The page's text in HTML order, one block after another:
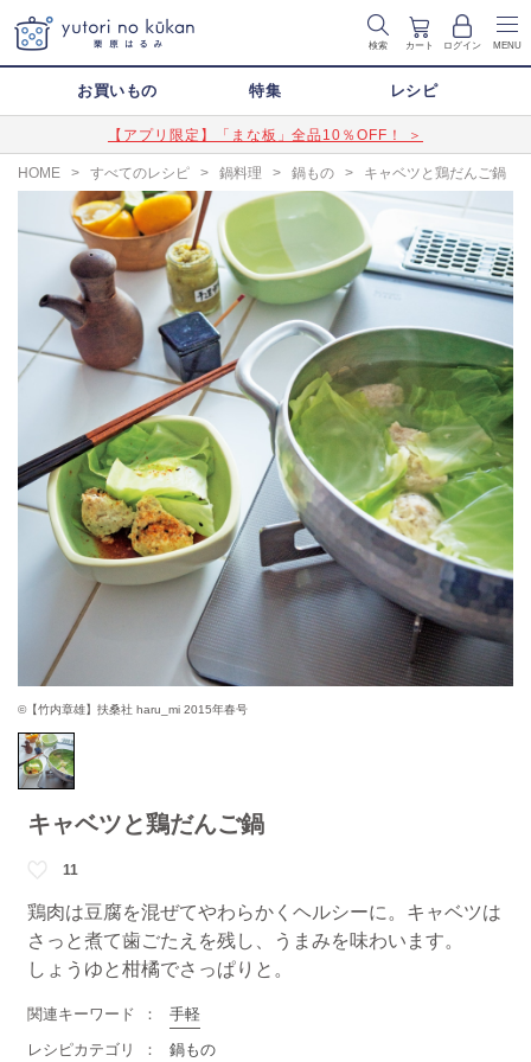
検索 カート ログイン MENU
お買いもの 特集 レシピ
【アプリ限定】「まな板」全品10％OFF！ ＞
HOME > すべてのレシピ > 鍋料理 > 鍋もの > キャベツと鶏だんご鍋
©【竹内章雄】扶桑社 haru_mi 2015年春号
キャベツと鶏だんご鍋
11
鶏肉は豆腐を混ぜてやわらかくヘルシーに。キャベツは
さっと煮て歯ごたえを残し、うまみを味わいます。
しょうゆと柑橘でさっぱりと。
関連キーワード
手軽
レシピカテゴリ
鍋もの